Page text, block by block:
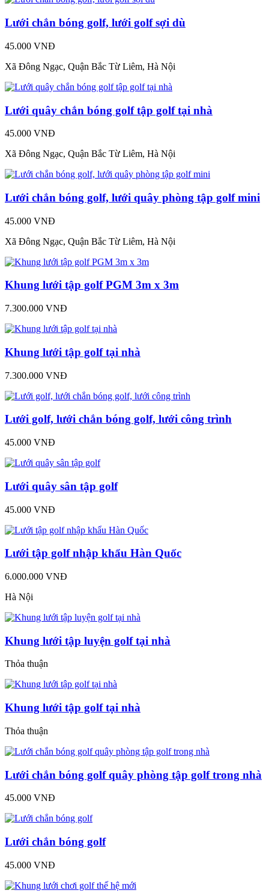
Lưới chắn bóng golf, lưới golf sợi dù
45.000 VNĐ
Xã Đông Ngạc, Quận Bắc Từ Liêm, Hà Nội
Lưới quây chắn bóng golf tập golf tại nhà
45.000 VNĐ
Xã Đông Ngạc, Quận Bắc Từ Liêm, Hà Nội
Lưới chắn bóng golf, lưới quây phòng tập golf mini
45.000 VNĐ
Xã Đông Ngạc, Quận Bắc Từ Liêm, Hà Nội
Khung lưới tập golf PGM 3m x 3m
7.300.000 VNĐ
Khung lưới tập golf tại nhà
7.300.000 VNĐ
Lưới golf, lưới chắn bóng golf, lưới công trình
45.000 VNĐ
Lưới quây sân tập golf
45.000 VNĐ
Lưới tập golf nhập khẩu Hàn Quốc
6.000.000 VNĐ
Hà Nội
Khung lưới tập luyện golf tại nhà
Thỏa thuận
Khung lưới tập golf tại nhà
Thỏa thuận
Lưới chắn bóng golf quây phòng tập golf trong nhà
45.000 VNĐ
Lưới chắn bóng golf
45.000 VNĐ